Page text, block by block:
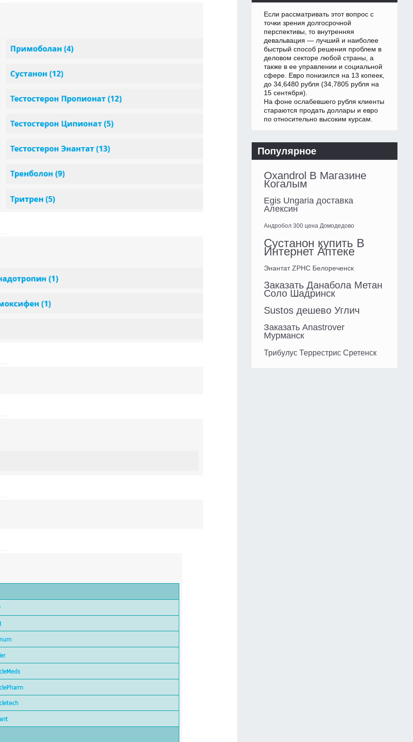
Если рассматривать этот вопрос с
точки зрения долгосрочной
перспективы, то внутренняя
девальвация — лучший и наиболее
быстрый способ решения проблем в
деловом секторе любой страны, а
также в ее управлении и социальной
сфере. Евро понизился на 13 копеек,
до 34,6480 рубля (34,7805 рубля на
15 сентября).
На фоне ослабевшего рубля клиенты
стараются продать доллары и евро
по относительно высоким курсам.
Популярное
Oxandrol В Магазине
Когалым
Egis Ungaria доставка
Алексин
Андробол 300 цена Домодедово
Сустанон купить В
Интернет Аптеке
Энантат ZPHC Белореченск
Заказать Данабола Метан
Соло Шадринск
Sustos дешево Углич
Заказать Anastrover
Мурманск
Трибулус Террестрис Сретенск